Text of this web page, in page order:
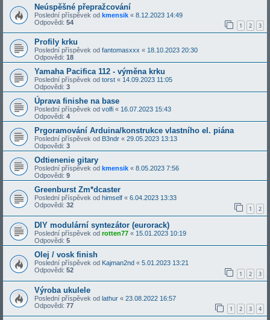
Neúspěšné přepražcování
Poslední příspěvek od kmensik « 8.12.2023 14:49
Odpovědi: 54 1 2 3
Profily krku
Poslední příspěvek od fantomasxxx « 18.10.2023 20:30
Odpovědi: 18
Yamaha Pacifica 112 - výměna krku
Poslední příspěvek od torst « 14.09.2023 11:05
Odpovědi: 3
Úprava finishe na base
Poslední příspěvek od volfi « 16.07.2023 15:43
Odpovědi: 4
Prgoramování Arduina/konstrukce vlastního el. piána
Poslední příspěvek od B3ndr « 29.05.2023 13:13
Odpovědi: 3
Odtienenie gitary
Poslední příspěvek od kmensik « 8.05.2023 7:56
Odpovědi: 9
Greenburst Zm*dcaster
Poslední příspěvek od himself « 6.04.2023 13:33
Odpovědi: 32 1 2
DIY modulární syntezátor (eurorack)
Poslední příspěvek od rotten77 « 15.01.2023 10:19
Odpovědi: 5
Olej / vosk finish
Poslední příspěvek od Kajman2nd « 5.01.2023 13:21
Odpovědi: 52 1 2 3
Výroba ukulele
Poslední příspěvek od lathur « 23.08.2022 16:57
Odpovědi: 77 1 2 3 4